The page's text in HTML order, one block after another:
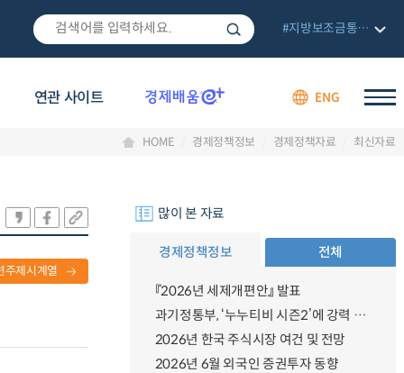
연관 사이트 ENG
#지방보조금통합관리망
HOME 경제정책정보 경제정책자료 최신자료
주제시계열
많이 본 자료
경제정책정보 전체
『2026년 세제개편안』 발표
과기정통부, ‘누누티비 시즌2’에 강력 대응 의지 밝혀
2026년 한국 주식시장 여건 및 전망
2026년 6월 외국인 증권투자 동향